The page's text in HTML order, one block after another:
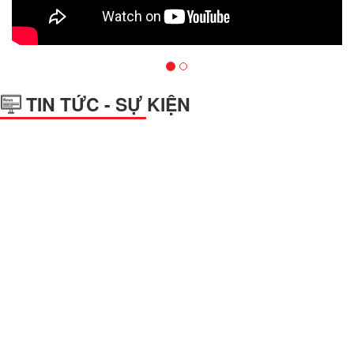
TIN TỨC - SỰ KIỆN